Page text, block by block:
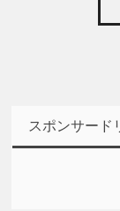
スポンサード